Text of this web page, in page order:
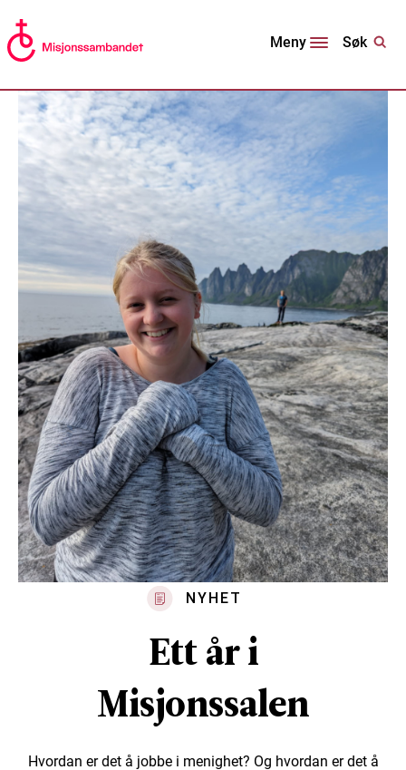
Meny Søk
NYHET
Ett år i
Misjonssalen
Hvordan er det å jobbe i menighet? Og hvordan er det å